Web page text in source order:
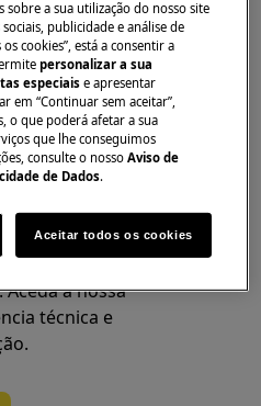
peças de roupa
problema persistir,
Técnica
foi útil?
à nossa
técnica e
a sua utilização do nosso site
publicidade e análise de
cookies”, está a consentir a
personalizar a sua
especiaise apresentar
em “Continuar sem aceitar”,
o que poderá afetar a sua
que lhe conseguimos
consulte o nossoAviso de
de Dados.
Aceitar todos os cookies